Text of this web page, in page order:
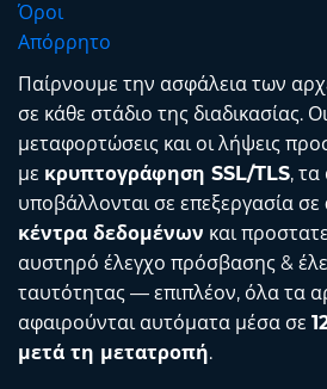
Όροι
Απόρρητο
Παίρνουμε την ασφάλεια των
σε κάθε στάδιο της διαδικασίας. Οι
μεταφορτώσεις και οι λήψεις
με κρυπτογράφηση SSL/TLS, τα
υποβάλλονται σε επεξεργασία σε
κέντρα δεδομένων και
αυστηρό έλεγχο πρόσβασης &
ταυτότητας — επιπλέον, όλα τα
αφαιρούνται αυτόματα μέσα σε
μετά τη μετατροπή.